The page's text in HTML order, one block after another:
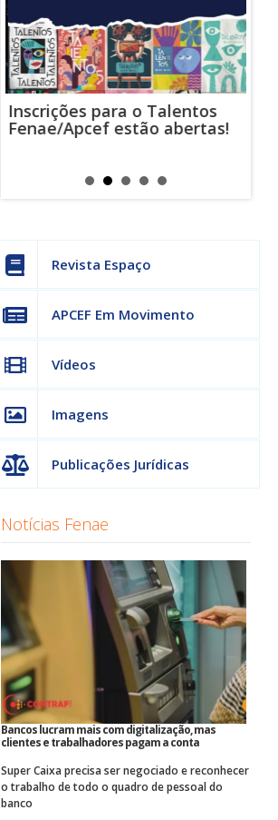
Inscrições para o Talentos
Fenae/Apcef estão abertas!
Revista Espaço
APCEF Em Movimento
Vídeos
Imagens
Publicações Jurídicas
Notícias Fenae
Bancos lucram mais com digitalização, mas
clientes e trabalhadores pagam a conta
Super Caixa precisa ser negociado e reconhecer
o trabalho de todo o quadro de pessoal do
banco